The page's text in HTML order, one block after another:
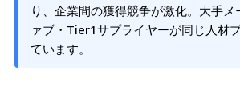
り、企業間の獲得競争が激化。大手メ
ァブ・Tier1サプライヤーが同じ人材
ています。